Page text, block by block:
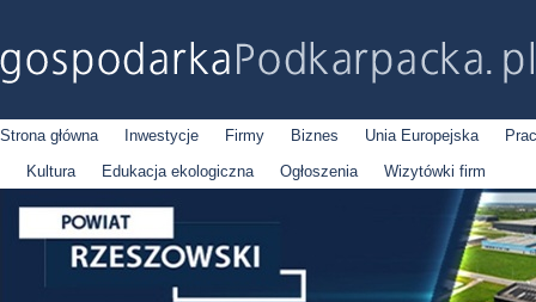
Strona główna Inwestycje Firmy Biznes Unia Europejska
Kultura
Edukacja ekologiczna Ogłoszenia Wizytówki firm